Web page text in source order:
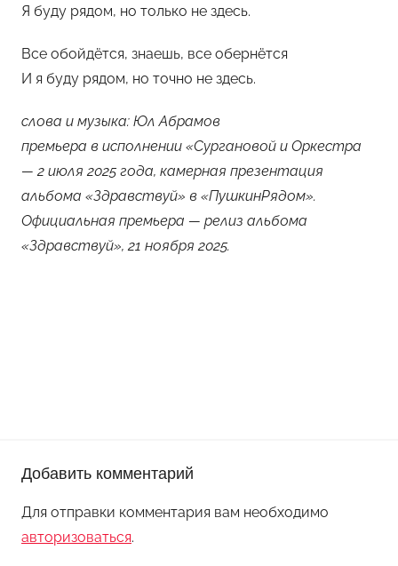
Я буду рядом, но только не здесь.
Все обойдётся, знаешь, все обернётся
И я буду рядом, но точно не здесь.
слова и музыка: Юл Абрамов
премьера в исполнении «Сургановой и Оркестра
— 2 июля 2025 года, камерная презентация
альбома «Здравствуй» в «ПушкинРядом».
Официальная премьера — релиз альбома
«Здравствуй», 21 ноября 2025.
Добавить комментарий
Для отправки комментария вам необходимо
авторизоваться.